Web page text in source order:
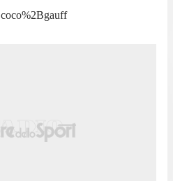
coco%2Bgauff